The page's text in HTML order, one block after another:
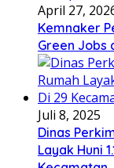
April 27,
Kemnaker
Green Jobs
Juli 8, 2025
Dinas
Layak Huni